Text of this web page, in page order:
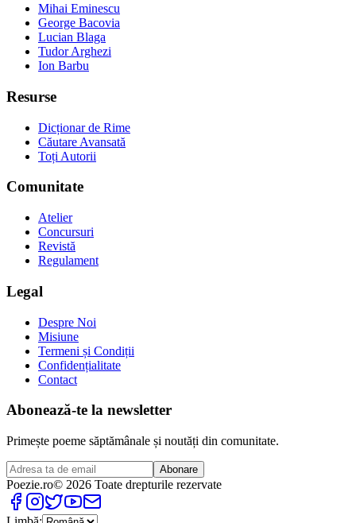
Mihai Eminescu
George Bacovia
Lucian Blaga
Tudor Arghezi
Ion Barbu
Resurse
Dicționar de Rime
Căutare Avansată
Toți Autorii
Comunitate
Atelier
Concursuri
Revistă
Regulament
Legal
Despre Noi
Misiune
Termeni și Condiții
Confidențialitate
Contact
Abonează-te la newsletter
Primește poeme săptămânale și noutăți din comunitate.
Abonare
Poezie.ro© 2026 Toate drepturile rezervate